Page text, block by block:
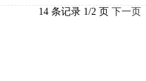
14 条记录 1/2 页 下一页